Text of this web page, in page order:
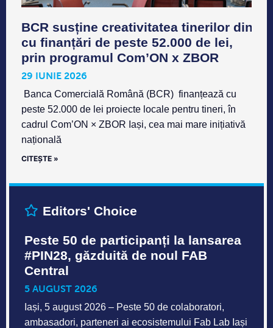
BCR susține creativitatea tinerilor din
cu finanțări de peste 52.000 de lei,
prin programul Com’ON x ZBOR
29 IUNIE 2026
Banca Comercială Română (BCR) finanțează cu
peste 52.000 de lei proiecte locale pentru tineri, în
cadrul Com’ON × ZBOR Iași, cea mai mare inițiativă
națională
CITEȘTE »
Editors' Choice
Peste 50 de participanți la lansarea
#PIN28, găzduită de noul FAB
Central
5 AUGUST 2026
Iași, 5 august 2026 – Peste 50 de colaboratori,
ambasadori, parteneri ai ecosistemului Fab Lab Iași